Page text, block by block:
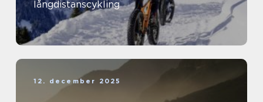
långdistanscykling
12. december 2025